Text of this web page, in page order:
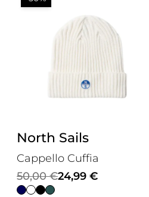
North Sails
Cappello Cuffia
50,00€
Il
prezzo
24,99 €
Il
prezzo